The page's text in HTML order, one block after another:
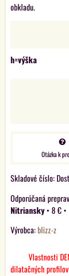
obkladu.
h=výška
Otázka k
Skladové číslo:
Nitriansky • 8 € •
Výrobca: blizz-z
Vlastnosti
dilatačných profilov